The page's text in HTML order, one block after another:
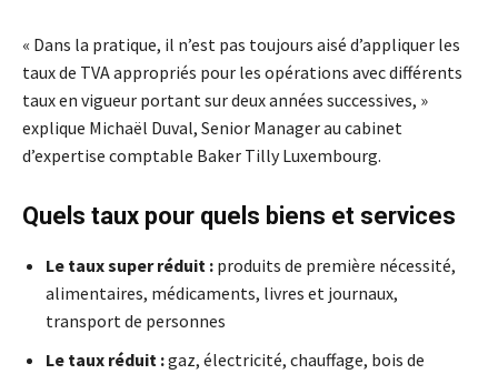
« Dans la pratique, il n’est pas toujours aisé d’appliquer les
taux de TVA appropriés pour les opérations avec différents
taux en vigueur portant sur deux années successives, »
explique Michaël Duval, Senior Manager au cabinet
d’expertise comptable Baker Tilly Luxembourg.
Quels taux pour quels biens et services
Le taux super réduit : produits de première nécessité,
alimentaires, médicaments, livres et journaux,
transport de personnes
Le taux réduit :gaz, électricité, chauffage, bois de